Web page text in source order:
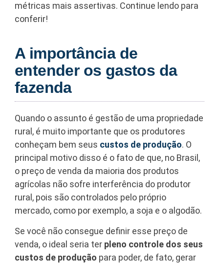
métricas mais assertivas. Continue lendo para
conferir!
A importância de
entender os gastos da
fazenda
Quando o assunto é gestão de uma propriedade
rural, é muito importante que os produtores
conheçam bem seus custos de produção. O
principal motivo disso é o fato de que, no Brasil,
o preço de venda da maioria dos produtos
agrícolas não sofre interferência do produtor
rural, pois são controlados pelo próprio
mercado, como por exemplo, a soja e o algodão.
Se você não consegue definir esse preço de
venda, o ideal seria ter pleno controle dos seus
custos de produção para poder, de fato, gerar